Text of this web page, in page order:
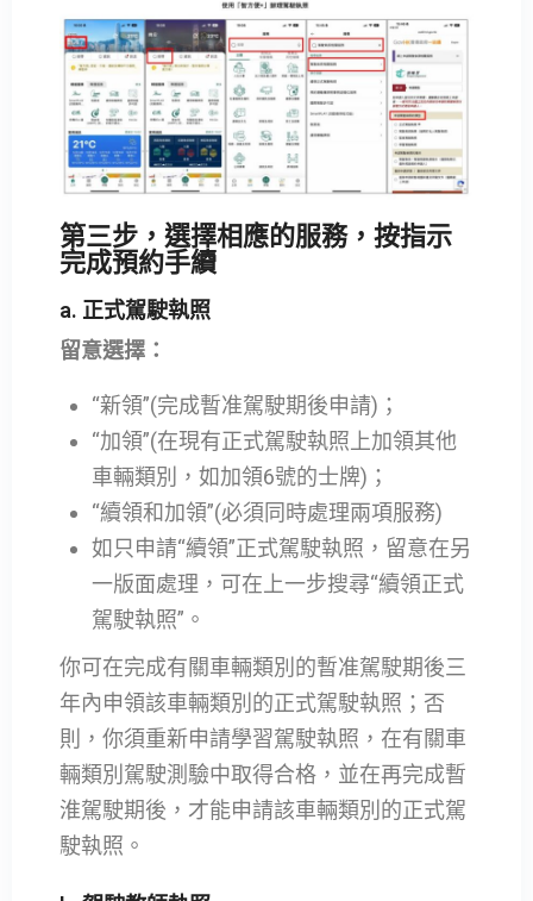
第三步，選擇相應的服務，按指示
完成預約手續
a. 正式駕駛執照
留意選擇：
“新領”(完成暫准駕駛期後申請)；
“加領”(在現有正式駕駛執照上加領其他
車輛類別，如加領6號的士牌)；
“續領和加領”(必須同時處理兩項服務)
如只申請“續領”正式駕駛執照，留意在另
一版面處理，可在上一步搜尋“續領正式
駕駛執照”。
你可在完成有關車輛類別的暫准駕駛期後三
年內申領該車輛類別的正式駕駛執照；否
則，你須重新申請學習駕駛執照，在有關車
輛類別駕駛測驗中取得合格，並在再完成暫
淮駕駛期後，才能申請該車輛類別的正式駕
駛執照。